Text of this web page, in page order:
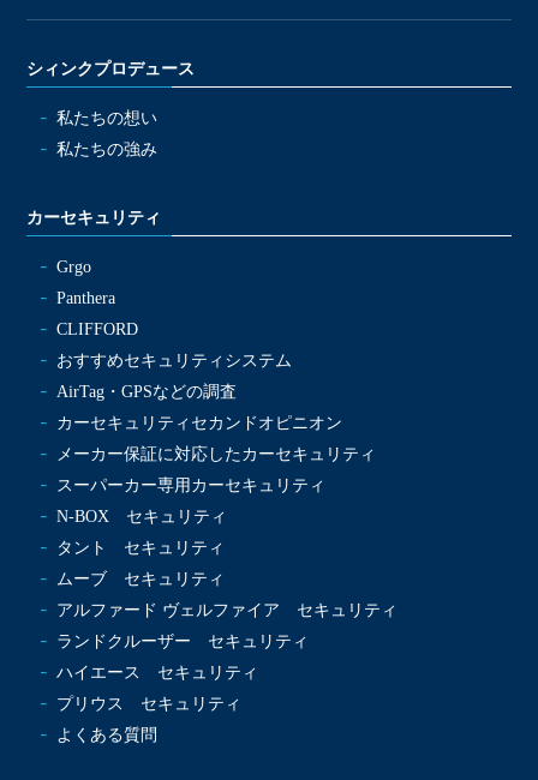
シィンクプロデュース
私たちの想い
私たちの強み
カーセキュリティ
Grgo
Panthera
CLIFFORD
おすすめセキュリティシステム
AirTag・GPSなどの調査
カーセキュリティセカンドオピニオン
メーカー保証に対応したカーセキュリティ
スーパーカー専用カーセキュリティ
N-BOX セキュリティ
タント セキュリティ
ムーブ セキュリティ
アルファード ヴェルファイア セキュリティ
ランドクルーザー セキュリティ
ハイエース セキュリティ
プリウス セキュリティ
よくある質問